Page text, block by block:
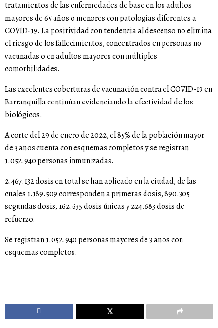
tratamientos de las enfermedades de base en los adultos
mayores de 65 años o menores con patologías diferentes a
COVID-19. La positividad con tendencia al descenso no elimina
el riesgo de los fallecimientos, concentrados en personas no
vacunadas o en adultos mayores con múltiples
comorbilidades.
Las excelentes coberturas de vacunación contra el COVID-19 en
Barranquilla continúan evidenciando la efectividad de los
biológicos.
A corte del 29 de enero de 2022, el 85% de la población mayor
de 3 años cuenta con esquemas completos y se registran
1.052.940 personas inmunizadas.
2.467.132 dosis en total se han aplicado en la ciudad, de las
cuales 1.189.509 corresponden a primeras dosis, 890.305
segundas dosis, 162.635 dosis únicas y 224.683 dosis de
refuerzo.
Se registran 1.052.940 personas mayores de 3 años con
esquemas completos.